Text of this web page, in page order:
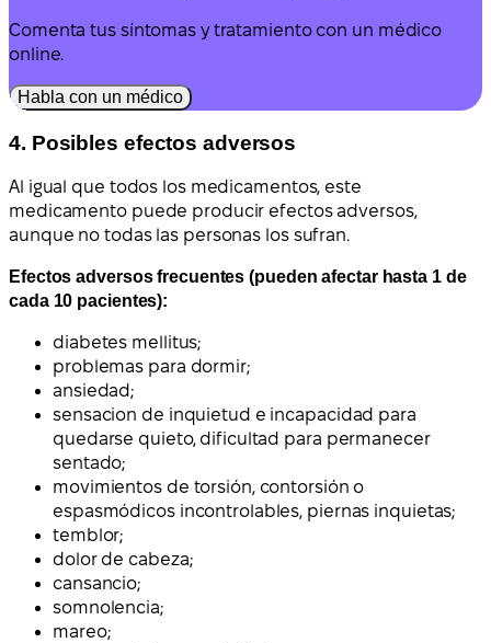
Comenta tus síntomas y tratamiento con un médico
online.
Habla con un médico
4. Posibles efectos adversos
Al igual que todos los medicamentos, este
medicamento puede producir efectos adversos,
aunque no todas las personas los sufran.
Efectos adversos frecuentes (pueden afectar hasta 1 de
cada 10 pacientes):
diabetes mellitus;
problemas para dormir;
ansiedad;
sensacion de inquietud e incapacidad para
quedarse quieto, dificultad para permanecer
sentado;
movimientos de torsión, contorsión o
espasmódicos incontrolables, piernas inquietas;
temblor;
dolor de cabeza;
cansancio;
somnolencia;
mareo;